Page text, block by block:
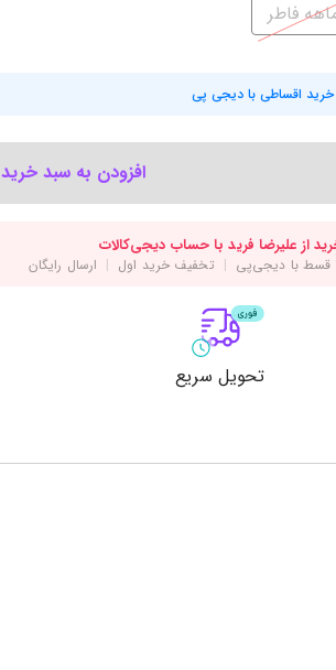
وبکم
اکسسوری
کول پد
کابل‌ها
منبع تغذیه (پاور)
رم
مادربرد
خرید اقساطی با دیجی پی
افزودن به سبد خرید
تحویل سریع